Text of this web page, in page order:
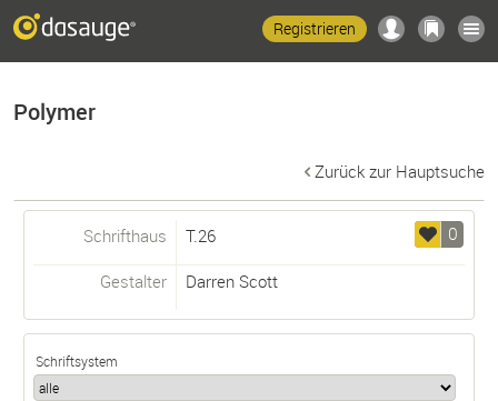
Registrieren
Polymer
Zurück zur Hauptsuche
0
Schrifthaus T.26
Gestalter Darren Scott
Schriftsystem